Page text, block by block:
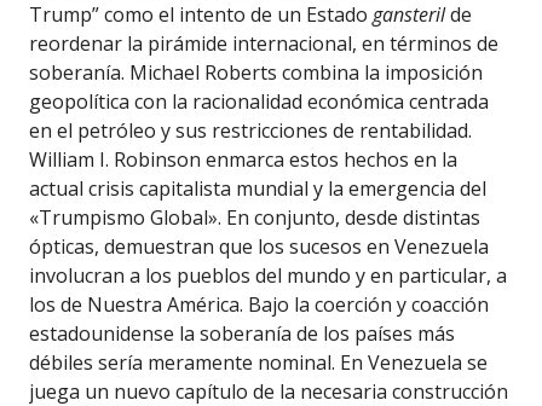
Trump” como el intento de un Estado gansterilde
reordenar la pirámide internacional, en términos de
soberanía. Michael Roberts combina la imposición
geopolítica con la racionalidad económica centrada
en el petróleo y sus restricciones de rentabilidad.
William I. Robinson enmarca estos hechos en la
actual crisis capitalista mundial y la emergencia del
«Trumpismo Global». En conjunto, desde distintas
ópticas, demuestran que los sucesos en Venezuela
involucran a los pueblos del mundo y en particular, a
los de Nuestra América. Bajo la coerción y coacción
estadounidense la soberanía de los países más
débiles sería meramente nominal. En Venezuela se
juega un nuevo capítulo de la necesaria construcción